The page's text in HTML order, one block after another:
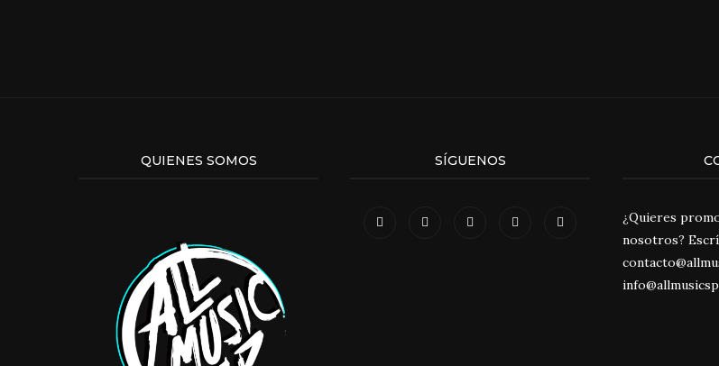
QUIENES SOMOS SÍGUENOS
¿Quieres
nosotros?